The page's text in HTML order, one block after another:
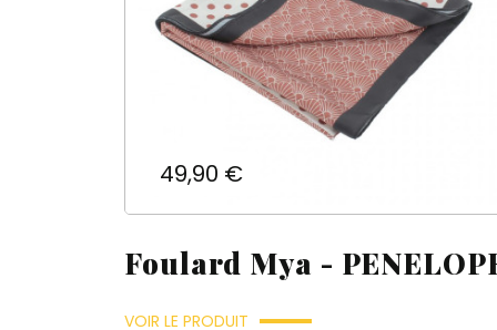
Prix
49,90 €
Foulard Mya -
VOIR LE PRODUIT